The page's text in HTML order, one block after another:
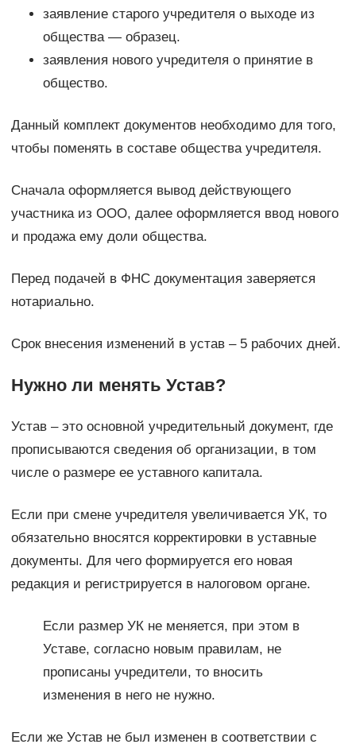
заявление старого учредителя о выходе из
общества — образец.
заявления нового учредителя о принятие в
общество.
Данный комплект документов необходимо для того,
чтобы поменять в составе общества учредителя.
Сначала оформляется вывод действующего
участника из ООО, далее оформляется ввод нового
и продажа ему доли общества.
Перед подачей в ФНС документация заверяется
нотариально.
Срок внесения изменений в устав – 5 рабочих дней.
Нужно ли менять Устав?
Устав – это основной учредительный документ, где
прописываются сведения об организации, в том
числе о размере ее уставного капитала.
Если при смене учредителя увеличивается УК, то
обязательно вносятся корректировки в уставные
документы. Для чего формируется его новая
редакция и регистрируется в налоговом органе.
Если размер УК не меняется, при этом в
Уставе, согласно новым правилам, не
прописаны учредители, то вносить
изменения в него не нужно.
Если же Устав не был изменен в соответствии с